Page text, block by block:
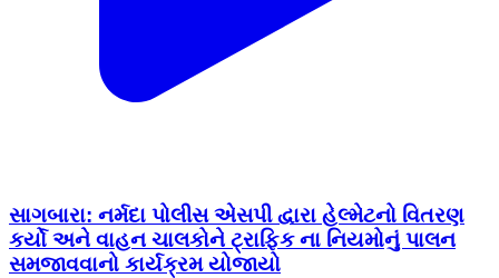
સાગબારા: નર્મદા પોલીસ એસપી દ્વારા હેલ્મેટનો વિતરણ
કર્યો અને વાહન ચાલકોને ટ્રાફિક ના નિયમોનું પાલન
સમજાવવાનો કાર્યક્રમ યોજાયો